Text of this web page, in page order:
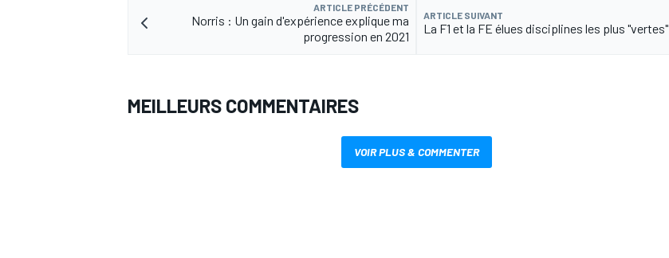
ARTICLE PRÉCÉDENT
Norris : Un gain d'expérience explique ma
progression en 2021
ARTICLE SUIVANT
La F1 et la FE élues disciplines les plus "vertes"
MEILLEURS COMMENTAIRES
VOIR PLUS & COMMENTER